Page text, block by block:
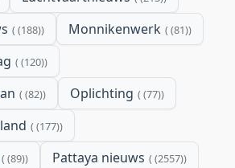
(188) Monnikenwerk (81)
(120)
(82) Oplichting (77)
(177)
(89) Pattaya nieuws (2557)